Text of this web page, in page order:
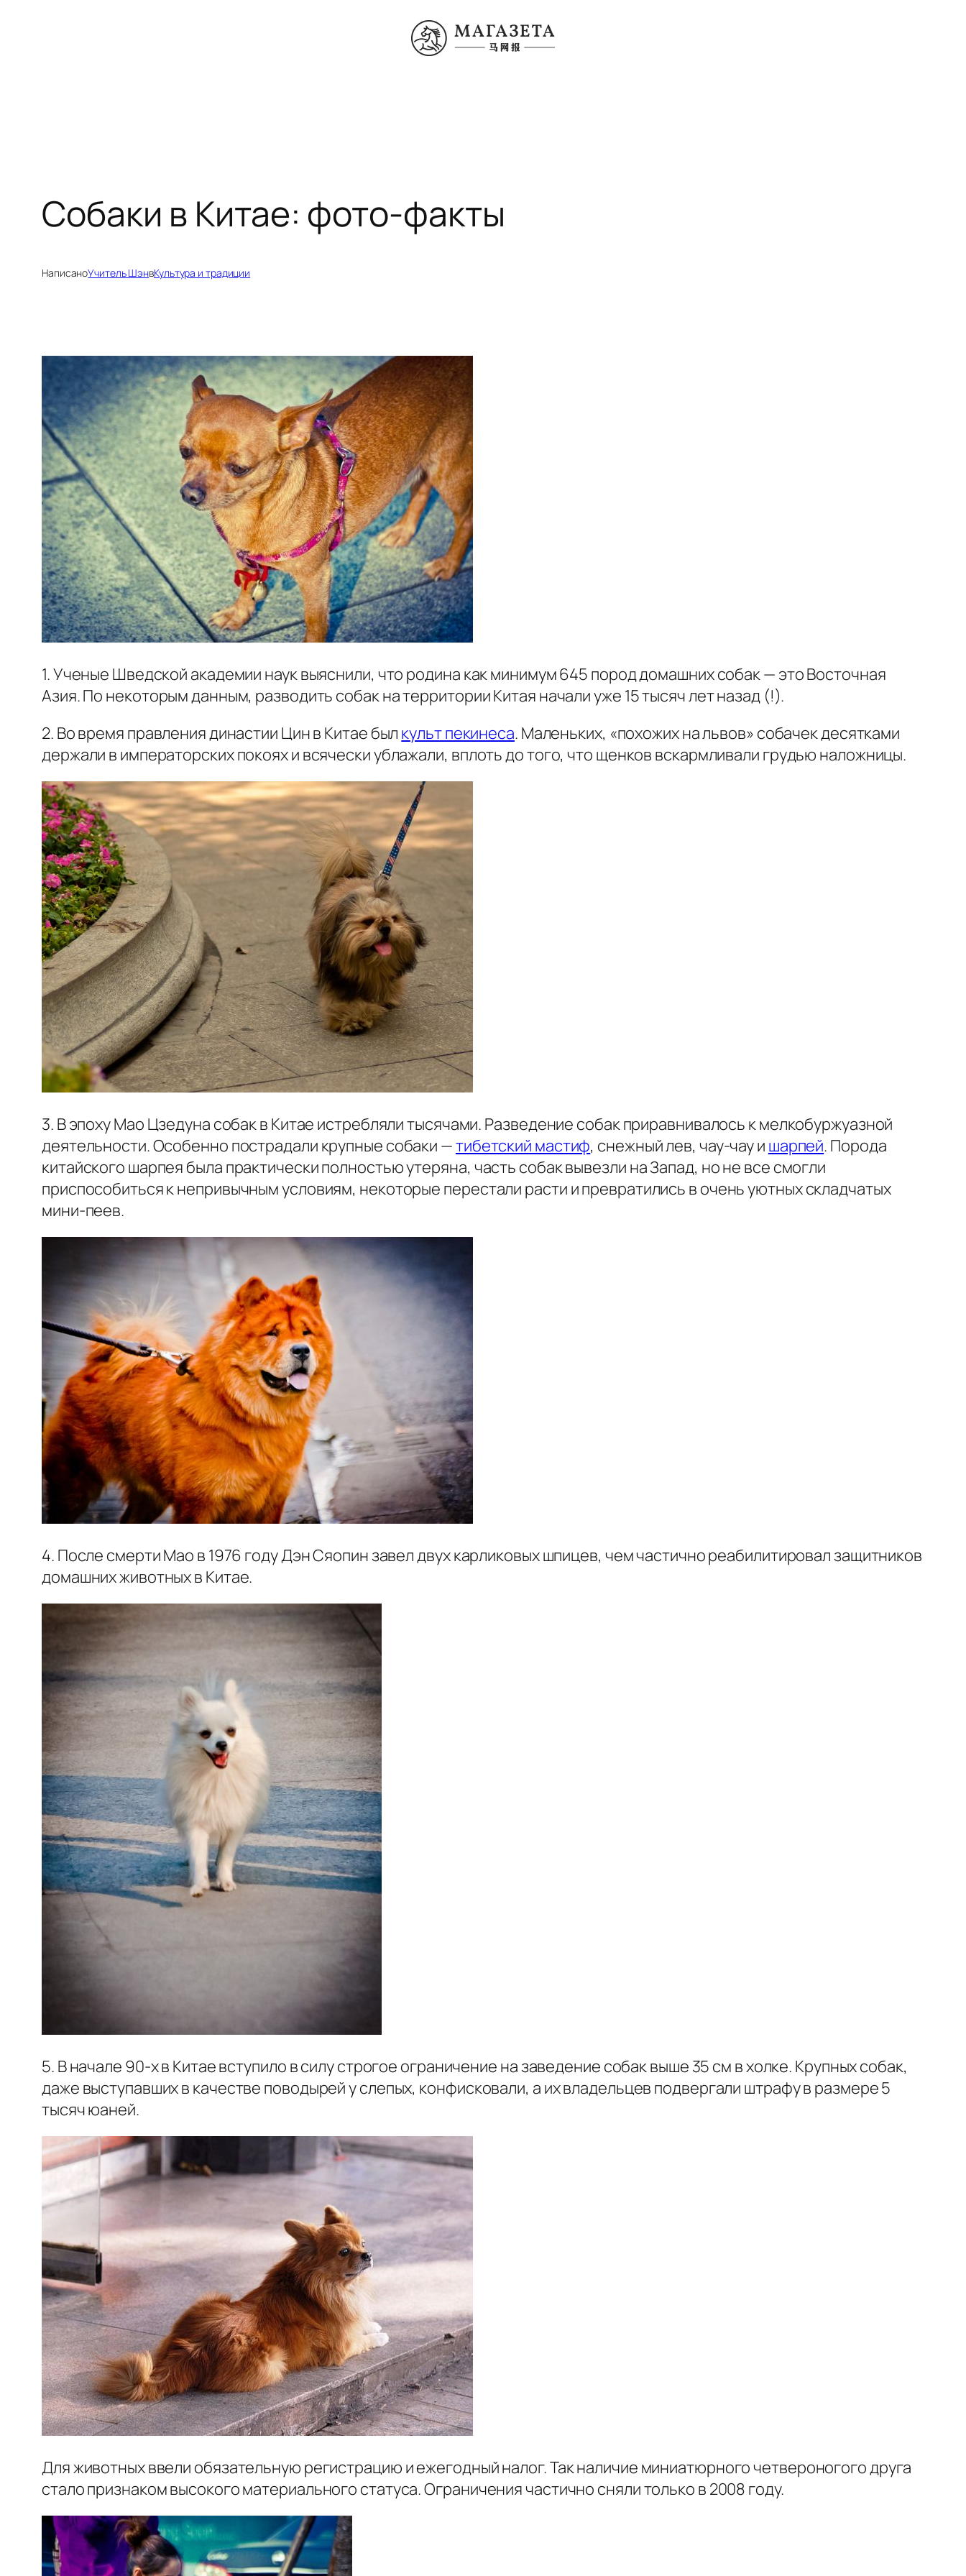
Собаки в Китае: фото-факты
НаписаноУчитель ШэнвКультура и традиции
1. Ученые Шведской академии наук выяснили, что родина как минимум 645 пород домашних собак — это Восточная
Азия. По некоторым данным, разводить собак на территории Китая начали уже 15 тысяч лет назад (!).
2. Во время правления династии Цин в Китае был культ пекинеса. Маленьких, «похожих на львов» собачек десятками
держали в императорских покоях и всячески ублажали, вплоть до того, что щенков вскармливали грудью наложницы.
3. В эпоху Мао Цзедуна собак в Китае истребляли тысячами. Разведение собак приравнивалось к мелкобуржуазной
деятельности. Особенно пострадали крупные собаки —тибетский мастиф, снежный лев, чау-чау и шарпей. Порода
китайского шарпея была практически полностью утеряна, часть собак вывезли на Запад, но не все смогли
приспособиться к непривычным условиям, некоторые перестали расти и превратились в очень уютных складчатых
мини-пеев.
4. После смерти Мао в 1976 году Дэн Сяопин завел двух карликовых шпицев, чем частично реабилитировал защитников
домашних животных в Китае.
5. В начале 90-х в Китае вступило в силу строгое ограничение на заведение собак выше 35 см в холке. Крупных собак,
даже выступавших в качестве поводырей у слепых, конфисковали, а их владельцев подвергали штрафу в размере 5
тысяч юаней.
Для животных ввели обязательную регистрацию и ежегодный налог. Так наличие миниатюрного четвероногого друга
стало признаком высокого материального статуса. Ограничения частично сняли только в 2008 году.